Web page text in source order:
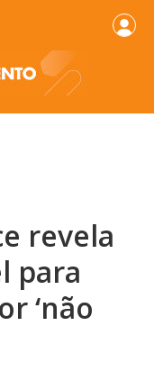
revela
para
‘não